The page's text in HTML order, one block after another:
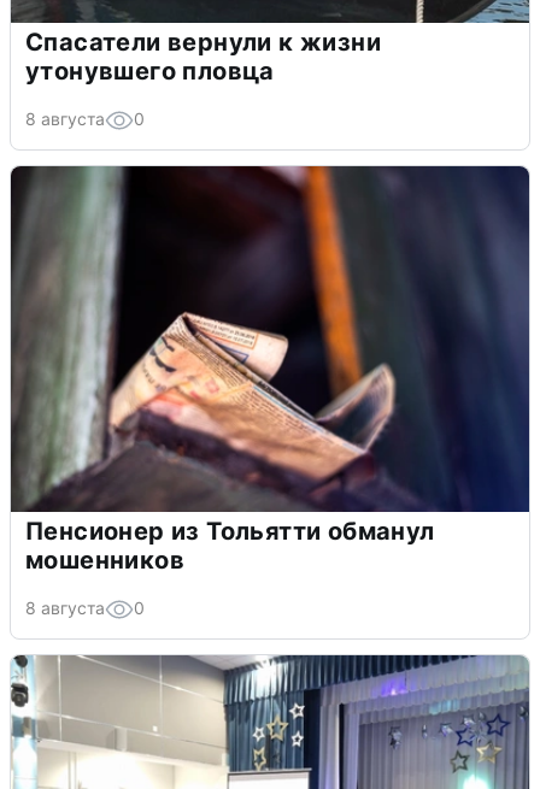
Спасатели вернули к жизни
утонувшего пловца
8 августа 0
Пенсионер из Тольятти обманул
мошенников
8 августа 0